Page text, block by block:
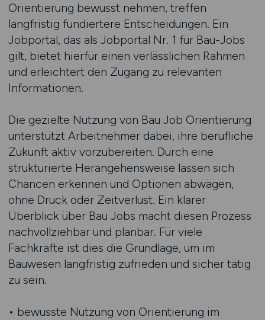
Orientierung bewusst nehmen, treffen
langfristig fundiertere Entscheidungen. Ein
Jobportal, das als Jobportal Nr. 1 für Bau-Jobs
gilt, bietet hierfür einen verlässlichen Rahmen
und erleichtert den Zugang zu relevanten
Informationen.
Die gezielte Nutzung von Bau Job Orientierung
unterstützt Arbeitnehmer dabei, ihre berufliche
Zukunft aktiv vorzubereiten. Durch eine
strukturierte Herangehensweise lassen sich
Chancen erkennen und Optionen abwägen,
ohne Druck oder Zeitverlust. Ein klarer
Überblick über Bau Jobs macht diesen Prozess
nachvollziehbar und planbar. Für viele
Fachkräfte ist dies die Grundlage, um im
Bauwesen langfristig zufrieden und sicher tätig
zu sein.
• bewusste Nutzung von Orientierung im